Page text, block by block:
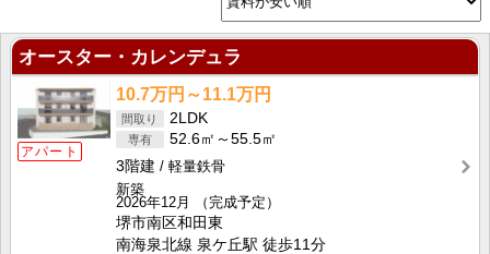
オースター・カレンデュラ
アパート
10.7万円～11.1万円
2LDK
52.6㎡～55.5㎡
3階建
軽量鉄骨
新築
2026年12月
（完成予定）
堺市南区和田東
南海泉北線 泉ケ丘駅 徒歩11分